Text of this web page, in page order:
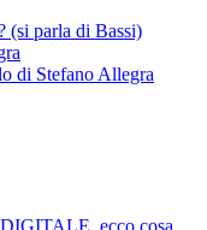
parla di Bassi)
di Stefano Allegra
ecco cosa